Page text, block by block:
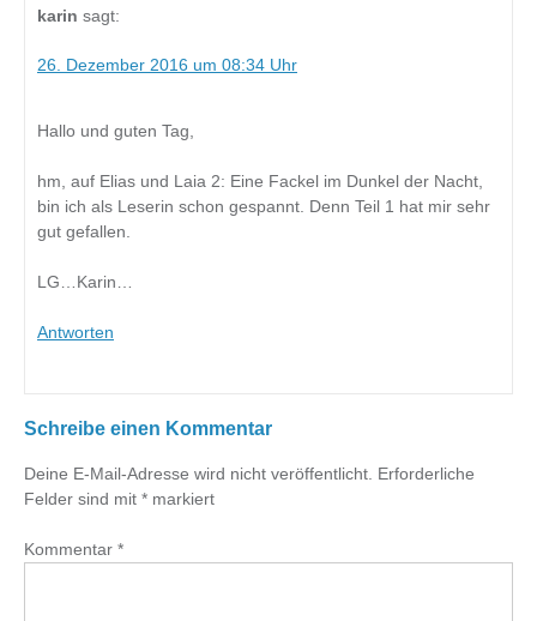
karin sagt:
26. Dezember 2016 um 08:34 Uhr
Hallo und guten Tag,
hm, auf Elias und Laia 2: Eine Fackel im Dunkel der Nacht,
bin ich als Leserin schon gespannt. Denn Teil 1 hat mir sehr
gut gefallen.
LG…Karin…
Antworten
Schreibe einen Kommentar
Deine E-Mail-Adresse wird nicht veröffentlicht. Erforderliche
Felder sind mit * markiert
Kommentar *